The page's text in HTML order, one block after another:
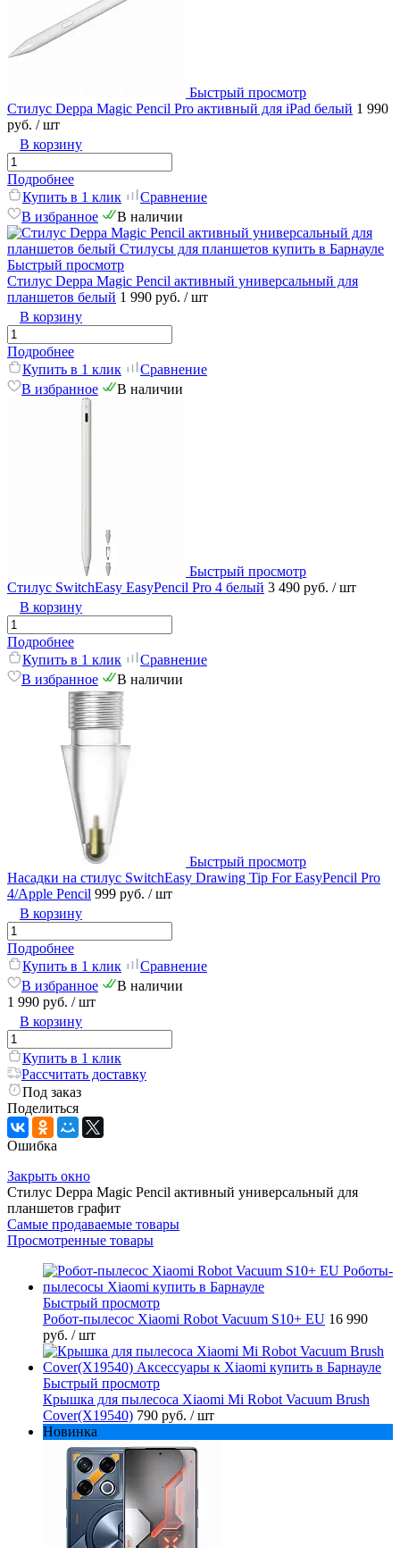
Быстрый просмотр
Стилус Deppa Magic Pencil Pro активный для iPad белый 1 990
руб. / шт
В корзину
Подробнее
Купить в 1 клик
Сравнение
В избранное
В наличии
Быстрый просмотр
Стилус Deppa Magic Pencil активный универсальный для
планшетов белый 1 990 руб. / шт
В корзину
Подробнее
Купить в 1 клик
Сравнение
В избранное
В наличии
Быстрый просмотр
Стилус SwitchEasy EasyPencil Pro 4 белый 3 490 руб. / шт
В корзину
Подробнее
Купить в 1 клик
Сравнение
В избранное
В наличии
Быстрый просмотр
Насадки на стилус SwitchEasy Drawing Tip For EasyPencil Pro
4/Apple Pencil 999 руб. / шт
В корзину
Подробнее
Купить в 1 клик
Сравнение
В избранное
В наличии
1 990 руб. / шт
В корзину
Купить в 1 клик
Рассчитать доставку
Под заказ
Поделиться
Ошибка
Закрыть окно
Стилус Deppa Magic Pencil активный универсальный для
планшетов графит
Самые продаваемые товары
Просмотренные товары
Быстрый просмотр
Робот-пылесос Xiaomi Robot Vacuum S10+ EU 16 990
руб. / шт
Быстрый просмотр
Крышка для пылесоса Xiaomi Mi Robot Vacuum Brush
Cover(X19540) 790 руб. / шт
Новинка